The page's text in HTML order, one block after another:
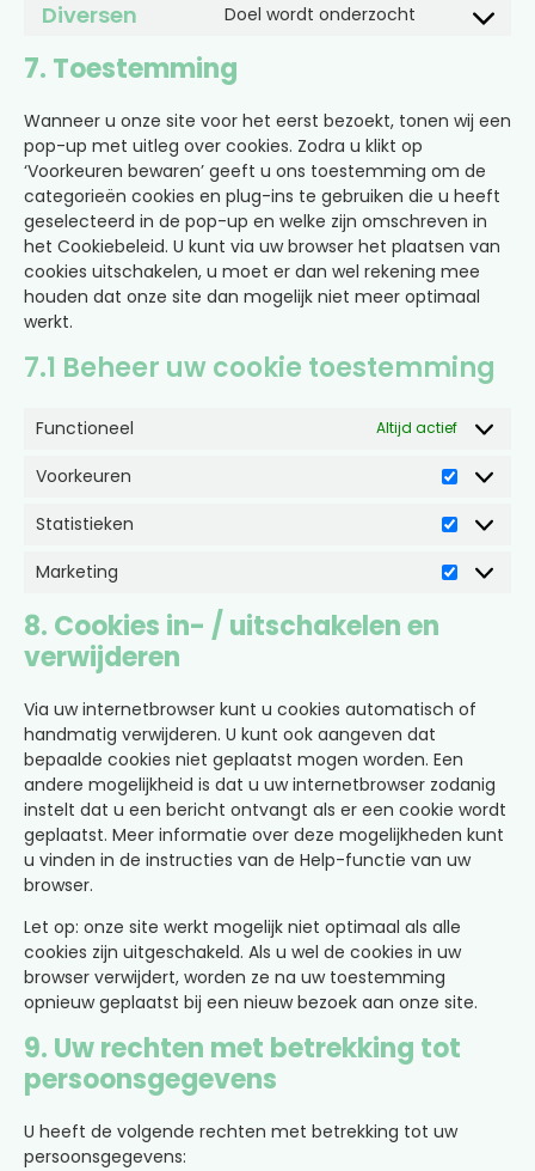
Diversen Doel wordt onderzocht
7. Toestemming
Wanneer u onze site voor het eerst bezoekt, tonen wij een
pop-up met uitleg over cookies. Zodra u klikt op
‘Voorkeuren bewaren’ geeft u ons toestemming om de
categorieën cookies en plug-ins te gebruiken die u heeft
geselecteerd in de pop-up en welke zijn omschreven in
het Cookiebeleid. U kunt via uw browser het plaatsen van
cookies uitschakelen, u moet er dan wel rekening mee
houden dat onze site dan mogelijk niet meer optimaal
werkt.
7.1 Beheer uw cookie toestemming
Functioneel Altijd actief
Voorkeuren
Statistieken
Marketing
8. Cookies in- / uitschakelen en
verwijderen
Via uw internetbrowser kunt u cookies automatisch of
handmatig verwijderen. U kunt ook aangeven dat
bepaalde cookies niet geplaatst mogen worden. Een
andere mogelijkheid is dat u uw internetbrowser zodanig
instelt dat u een bericht ontvangt als er een cookie wordt
geplaatst. Meer informatie over deze mogelijkheden kunt
u vinden in de instructies van de Help-functie van uw
browser.
Let op: onze site werkt mogelijk niet optimaal als alle
cookies zijn uitgeschakeld. Als u wel de cookies in uw
browser verwijdert, worden ze na uw toestemming
opnieuw geplaatst bij een nieuw bezoek aan onze site.
9. Uw rechten met betrekking tot
persoonsgegevens
U heeft de volgende rechten met betrekking tot uw
persoonsgegevens: